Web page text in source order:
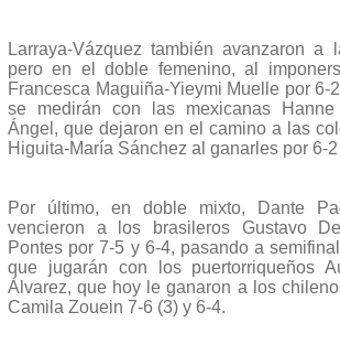
Larraya-Vázquez también avanzaron
pero en el doble femenino, al
Francesca Maguiña-Yieymi Muelle por 6-
se medirán con las mexicanas Hanne
Ángel, que dejaron en el camino a las
Higuita-María Sánchez al ganarles por 6-2
Por último, en doble mixto, Dante
vencieron a los brasileros Gustavo
Pontes por 7-5 y 6-4, pasando a
que jugarán con los puertorriqueños
Álvarez, que hoy le ganaron a los
Camila Zouein 7-6 (3) y 6-4.